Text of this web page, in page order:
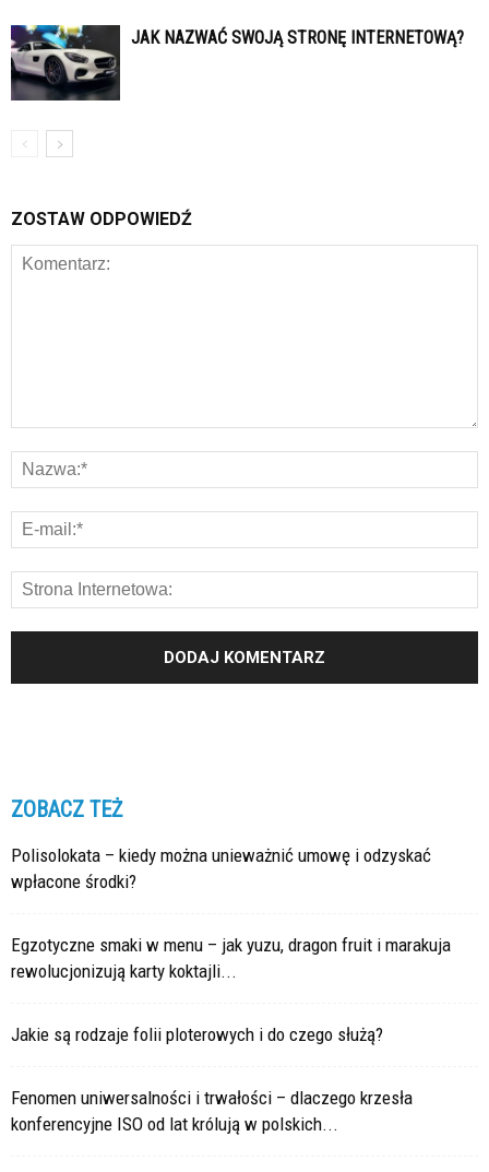
JAK NAZWAĆ SWOJĄ STRONĘ INTERNETOWĄ?
ZOSTAW ODPOWIEDŹ
ZOBACZ TEŻ
Polisolokata – kiedy można unieważnić umowę i odzyskać
wpłacone środki?
Egzotyczne smaki w menu – jak yuzu, dragon fruit i marakuja
rewolucjonizują karty koktajli...
Jakie są rodzaje folii ploterowych i do czego służą?
Fenomen uniwersalności i trwałości – dlaczego krzesła
konferencyjne ISO od lat królują w polskich...